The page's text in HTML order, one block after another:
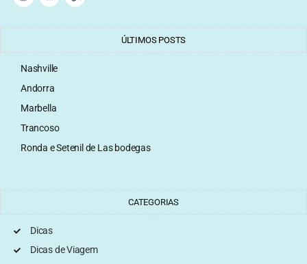
ÚLTIMOS POSTS
Nashville
Andorra
Marbella
Trancoso
Ronda e Setenil de Las bodegas
CATEGORIAS
Dicas
Dicas de Viagem